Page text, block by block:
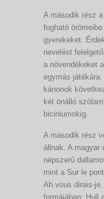
A második rész
fogható
gyerekeket.
nevelést
a növendékeket
egymás
kánonok
két önálló
biciniumokig.
A második rész
állnak. A magyar
népszerű
mint a Sur le
Ah vous dirais-
formájában: Hull